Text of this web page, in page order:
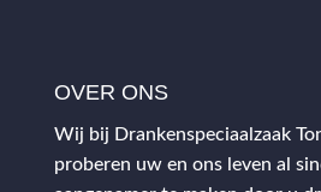
OVER ONS
Wij bij Drankenspeciaalzaak
proberen uw en ons leven al